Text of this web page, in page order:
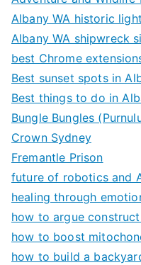
Albany WA historic
Albany WA shipwreck
best Chrome
Best sunset spots in
Best things to do in
Bungle Bungles
Crown Sydney
Fremantle Prison
future of robotics and
healing through
how to argue
how to boost
how to build a